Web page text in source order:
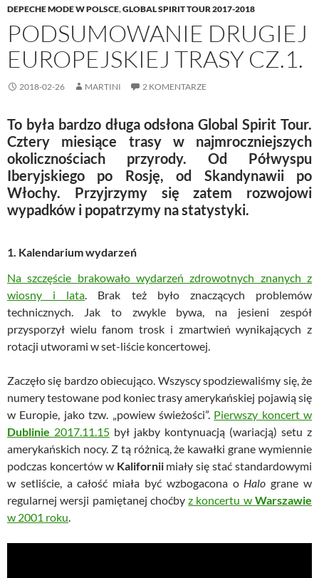
DEPECHE MODE W POLSCE,GLOBAL SPIRIT TOUR 2017-2018
PODSUMOWANIE DRUGIEJ
EUROPEJSKIEJ TRASY CZ.1.
2018-02-26 MARTINI 2 KOMENTARZE
To była bardzo długa odsłona Global Spirit Tour.
Cztery miesiące trasy w najmroczniejszych
okolicznościach przyrody. Od Półwyspu
Iberyjskiego po Rosję, od Skandynawii po
Włochy. Przyjrzymy się zatem rozwojowi
wypadków i popatrzymy na statystyki.
1. Kalendarium wydarzeń
Na szczęście brakowało wydarzeń zdrowotnych znanych z
wiosny i lata . Brak też było znaczących problemów
technicznych. Jak to zwykle bywa, na jesieni zespół
przysporzył wielu fanom trosk i zmartwień wynikających z
rotacji utworami w set-liście koncertowej.
Zaczęło się bardzo obiecująco. Wszyscy spodziewaliśmy się, że
numery testowane pod koniec trasy amerykańskiej pojawią się
w Europie, jako tzw. „powiew świeżości”. Pierwszy koncert w
Dublinie 2017.11.15 był jakby kontynuacją (wariacją) setu z
amerykańskich nocy. Z tą różnicą, że kawałki grane wymiennie
podczas koncertów w Kaliforniimiały się stać standardowymi
w setliście, a całość miała być wzbogacona o Halo grane w
regularnej wersji pamiętanej choćbyz koncertu wWarszawie
w 2001 roku